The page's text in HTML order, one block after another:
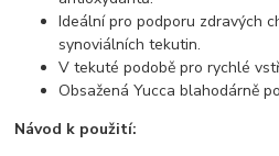
Ideální pro podporu zdravých
synoviálních tekutin.
V tekuté podobě pro rychlé
Obsažená Yucca blahodárně
Návod k použití: